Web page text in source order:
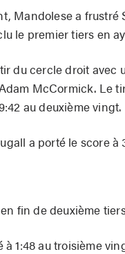
Mandolese a frustré
le premier tiers en
du cercle droit
McCormick. Le
au deuxième vingt.
a porté le score
fin de deuxième
1:48 au troisième